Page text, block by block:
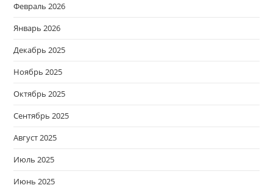
Февраль 2026
Январь 2026
Декабрь 2025
Ноябрь 2025
Октябрь 2025
Сентябрь 2025
Август 2025
Июль 2025
Июнь 2025